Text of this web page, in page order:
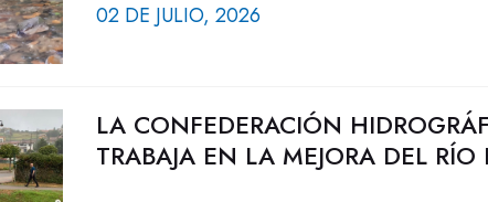
02 DE JULIO, 2026
LA CONFEDERACIÓN
TRABAJA EN LA MEJORA DEL